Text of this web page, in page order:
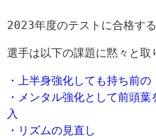
2023年度のテストに合格す
選手は以下の課題に黙々と取
・上半身強化しても持ち前
・メンタル強化として前頭
入
・リズムの見直し